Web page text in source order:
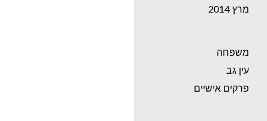
מרץ 2014
משפחה
עין גב
פרקים אישיים